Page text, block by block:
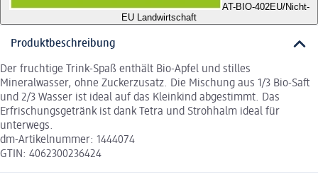
AT-BIO-402EU/Nicht-
EU Landwirtschaft
Produktbeschreibung
Der fruchtige Trink-Spaß enthält Bio-Apfel und stilles
Mineralwasser, ohne Zuckerzusatz. Die Mischung aus 1/3 Bio-Saft
und 2/3 Wasser ist ideal auf das Kleinkind abgestimmt. Das
Erfrischungsgetränk ist dank Tetra und Strohhalm ideal für
unterwegs.
dm-Artikelnummer: 1444074
GTIN: 4062300236424